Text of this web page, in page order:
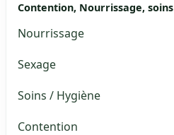
Contention, Nourrissage, soins
Nourrissage
Sexage
Soins / Hygiène
Contention